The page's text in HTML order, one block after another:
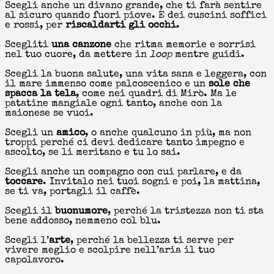
Scegli anche un divano grande, che ti farà sentire
al sicuro quando fuori piove. E dei cuscini soffici
e rossi, per riscaldarti gli occhi.
Scegliti una canzone che ritma memorie e sorrisi
nel tuo cuore, da mettere in loopmentre guidi.
Scegli la buona salute, una vita sana e leggera, con
il mare immenso come palcoscenico e un sole che
spacca la tela, come nei quadri di Mirò. Ma le
patatine mangiale ogni tanto, anche con la
maionese se vuoi.
Scegli un amico, o anche qualcuno in più, ma non
troppi perché ci devi dedicare tanto impegno e
ascolto, se li meritano e tu lo sai.
Scegli anche un compagno con cui parlare, e da
toccare. Invitalo nei tuoi sogni e poi, la mattina,
se ti va, portagli il caffè.
Scegli il buonumore, perché la tristezza non ti sta
bene addosso, nemmeno col blu.
Scegli l’arte, perché la bellezza ti serve per
vivere meglio e scolpire nell’aria il tuo
capolavoro.